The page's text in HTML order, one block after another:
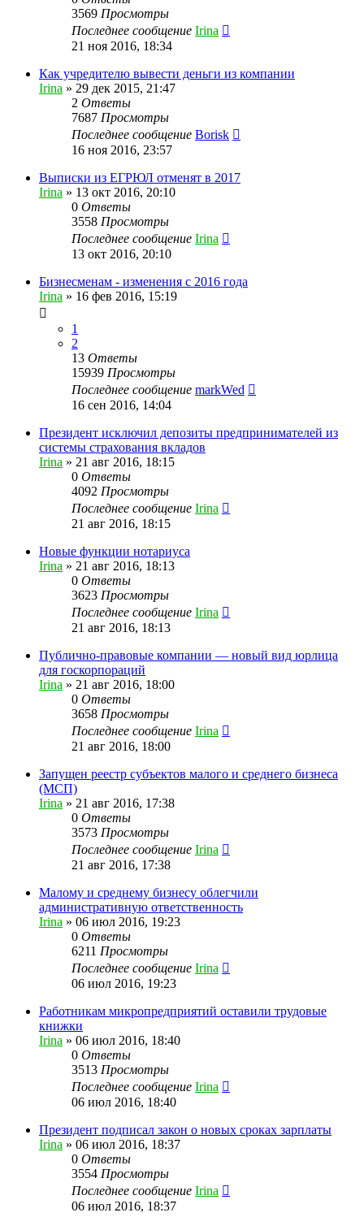
3569 Просмотры
Последнее сообщение Irina
21 ноя 2016, 18:34
Как учредителю вывести деньги из компании
Irina » 29 дек 2015, 21:47
2 Ответы
7687 Просмотры
Последнее сообщение Borisk
16 ноя 2016, 23:57
Выписки из ЕГРЮЛ отменят в 2017
Irina » 13 окт 2016, 20:10
0 Ответы
3558 Просмотры
Последнее сообщение Irina
13 окт 2016, 20:10
Бизнесменам - изменения с 2016 года
Irina » 16 фев 2016, 15:19
1
2
13 Ответы
15939 Просмотры
Последнее сообщение markWed
16 сен 2016, 14:04
Президент исключил депозиты предпринимателей из
системы страхования вкладов
Irina » 21 авг 2016, 18:15
0 Ответы
4092 Просмотры
Последнее сообщение Irina
21 авг 2016, 18:15
Новые функции нотариуса
Irina » 21 авг 2016, 18:13
0 Ответы
3623 Просмотры
Последнее сообщение Irina
21 авг 2016, 18:13
Публично-правовые компании — новый вид юрлица
для госкорпораций
Irina » 21 авг 2016, 18:00
0 Ответы
3658 Просмотры
Последнее сообщение Irina
21 авг 2016, 18:00
Запущен реестр субъектов малого и среднего бизнеса
(МСП)
Irina » 21 авг 2016, 17:38
0 Ответы
3573 Просмотры
Последнее сообщение Irina
21 авг 2016, 17:38
Малому и среднему бизнесу облегчили
административную ответственность
Irina » 06 июл 2016, 19:23
0 Ответы
6211 Просмотры
Последнее сообщение Irina
06 июл 2016, 19:23
Работникам микропредприятий оставили трудовые
книжки
Irina » 06 июл 2016, 18:40
0 Ответы
3513 Просмотры
Последнее сообщение Irina
06 июл 2016, 18:40
Президент подписал закон о новых сроках зарплаты
Irina » 06 июл 2016, 18:37
0 Ответы
3554 Просмотры
Последнее сообщение Irina
06 июл 2016, 18:37